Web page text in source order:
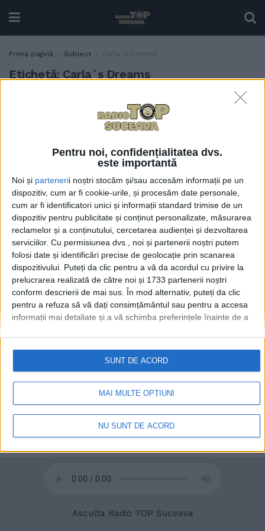
Pentru noi, confidențialitatea dvs.
este importantă
Noi și partenerii noștri stocăm și/sau accesăm informații pe un
dispozitiv, cum ar fi cookie-urile, și procesăm date personale,
cum ar fi identificatori unici și informații standard trimise de un
dispozitiv pentru publicitate și conținut personalizate, măsurarea
reclamelor și a conținutului, cercetarea audienței și dezvoltarea
serviciilor. Cu permisiunea dvs., noi și partenerii noștri putem
folosi date și identificări precise de geolocație prin scanarea
dispozitivului. Puteți da clic pentru a vă da acordul cu privire la
prelucrarea realizată de către noi și 1733 partenerii noștri
conform descrierii de mai sus. În mod alternativ, puteți da clic
pentru a refuza să vă dați consimțământul sau pentru a accesa
informații mai detaliate și a vă schimba preferințele înainte de a
retrageți consimțământul în orice moment, revenind la acest site
și făcând clic pe butonul "Confidențialitate" din partea de jos a
paginii web.
MAI MULTE OPȚIUNI
NU SUNT DE ACORD
SUNT DE ACORD
Prima pagină Subiect Carla`s Dreams
Etichetă: Carla`s Dreams
Zilele Sucevei, fără
spectacol. Nu-i spectacol,
nu-s discuții
© 2020 Radio TOP Suceava 104 FM
Asculta Radio TOP Suceava